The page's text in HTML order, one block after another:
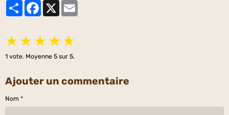
PartagerFacebook
★ ★ ★ ★ ★
1 vote. Moyenne 5 sur 5.
Ajouter un commentaire
Nom